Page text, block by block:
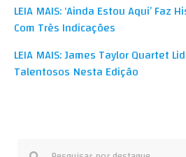
LEIA MAIS: ‘Ainda Estou Aqui’ Faz
Com Três Indicações
LEIA MAIS: James Taylor Quartet
Talentosos Nesta Edição